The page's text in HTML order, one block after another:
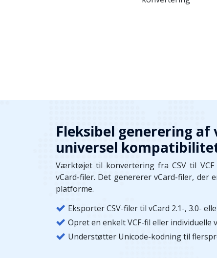
Fleksibel generering af
universel
Værktøjet til konvertering fra CSV til
vCard-filer. Det genererer vCard-filer, der
platforme.
Eksporter CSV-filer til vCard 2.1-, 3.0-
Opret en enkelt VCF-fil eller
Understøtter Unicode-kodning til